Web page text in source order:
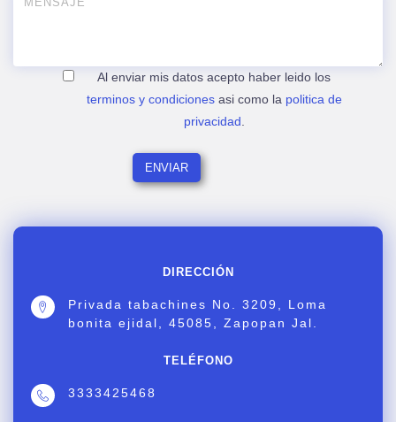
DIRECCIÓN
Privada tabachines No. 3209, Loma
bonita ejidal, 45085, Zapopan Jal.
TELÉFONO
3333425468
Al enviar mis datos acepto haber leido los
terminos y condicionesasi como la politica de
privacidad